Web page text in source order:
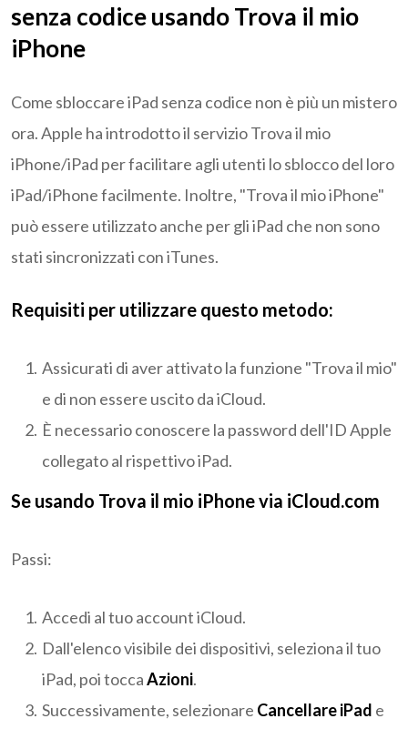
senza codice usando Trova il mio
iPhone
Come sbloccare iPad senza codice non è più un mistero
ora. Apple ha introdotto il servizio Trova il mio
iPhone/iPad per facilitare agli utenti lo sblocco del loro
iPad/iPhone facilmente. Inoltre, "Trova il mio iPhone"
può essere utilizzato anche per gli iPad che non sono
stati sincronizzati con iTunes.
Requisiti per utilizzare questo metodo:
Assicurati di aver attivato la funzione "Trova il mio"
e di non essere uscito da iCloud.
È necessario conoscere la password dell'ID Apple
collegato al rispettivo iPad.
Se usando Trova il mio iPhone via iCloud.com
Passi:
Accedi al tuo account iCloud.
Dall'elenco visibile dei dispositivi, seleziona il tuo
iPad, poi toccaAzioni.
Successivamente, selezionare Cancellare iPad e